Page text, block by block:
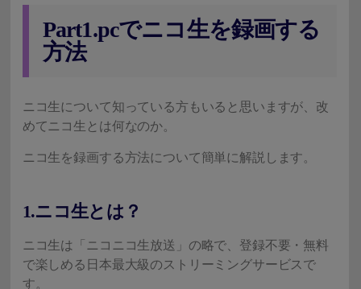
Part1.pcでニコ生を録画する
方法
ニコ生について知っている方もいると思いますが、改
めてニコ生とは何なのか。
ニコ生を録画する方法について簡単に解説します。
1.ニコ生とは？
ニコ生は「ニコニコ生放送」の略で、登録不要・無料
で楽しめる日本最大級のストリーミングサービスで
す。